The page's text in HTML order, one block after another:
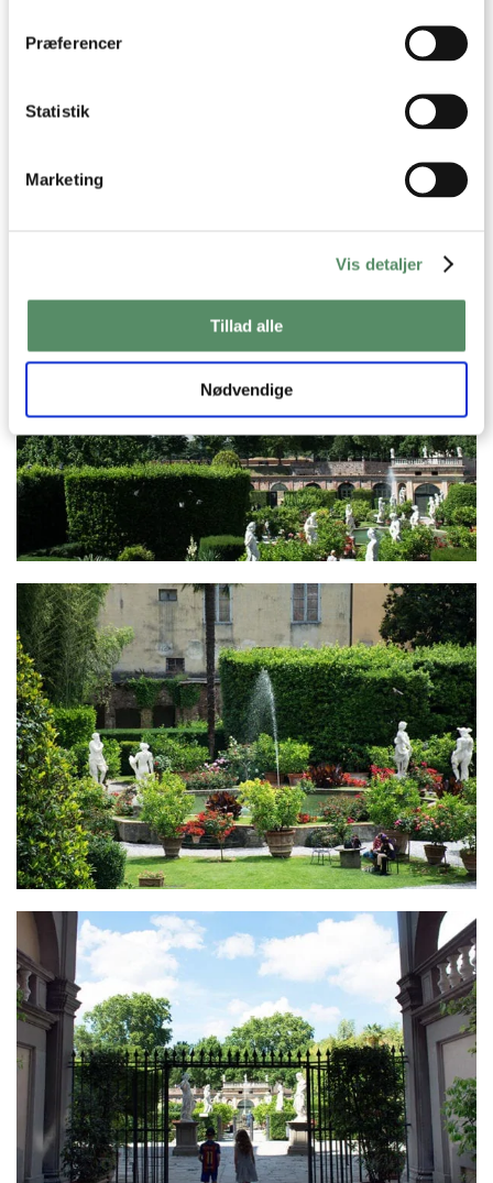
Præferencer
Statistik
Marketing
Vis detaljer
Tillad alle
Nødvendige